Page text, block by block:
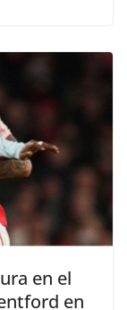
en el
en